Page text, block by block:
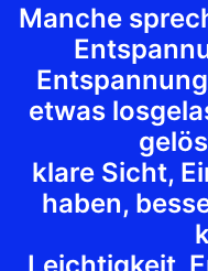
Manche
etwas
klare Sicht,
haben,